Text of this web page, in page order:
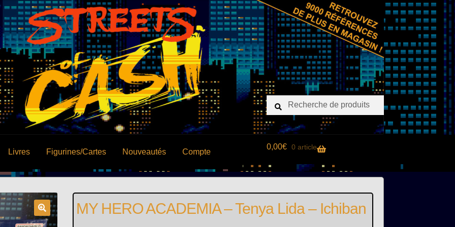
Recherche
pour :
Recherche
Livres Figurines/Cartes Nouveautés Compte
0,00€ 0 article
MY HERO ACADEMIA – Tenya Lida – Ichiban